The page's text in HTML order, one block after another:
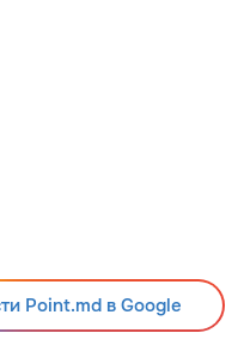
Point.md в Google